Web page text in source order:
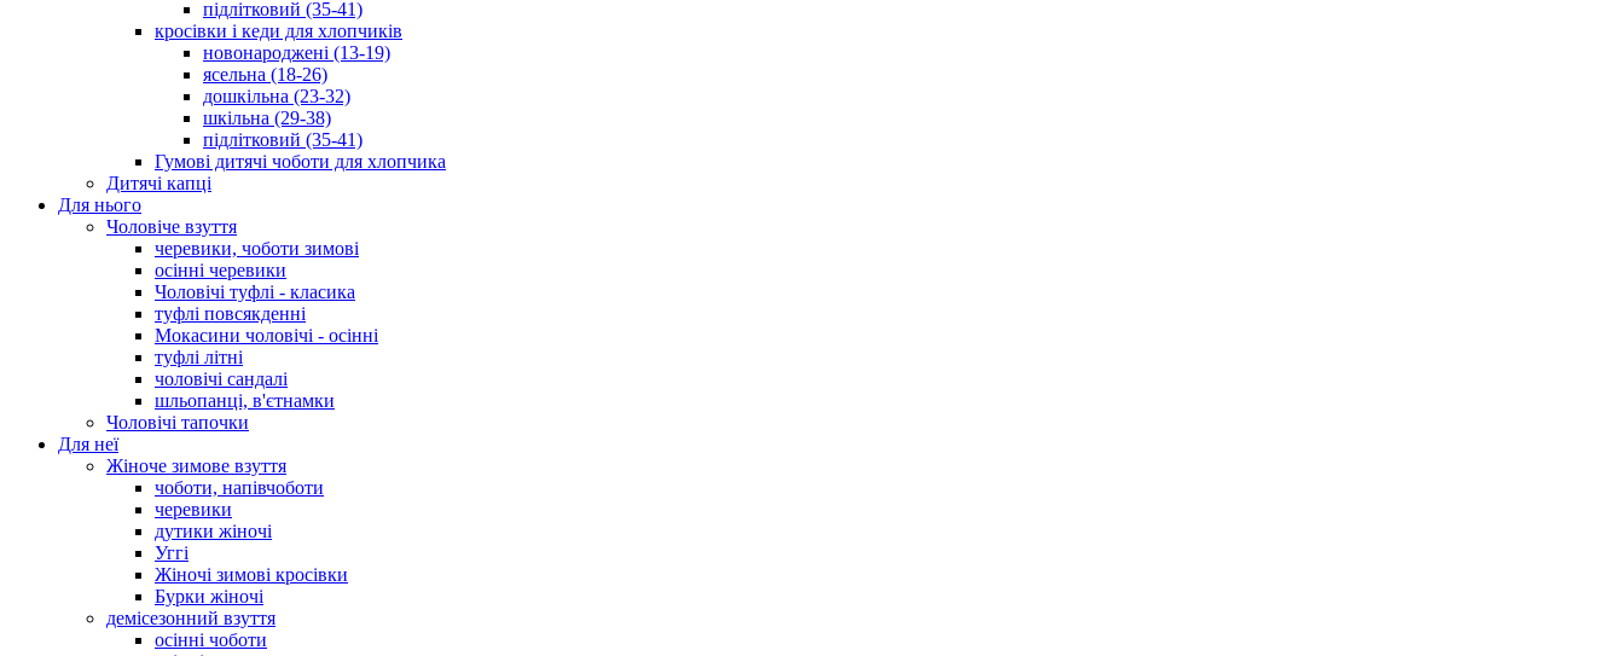
підлітковий (35-41)
кросівки і кеди для хлопчиків
новонароджені (13-19)
ясельна (18-26)
дошкільна (23-32)
шкільна (29-38)
підлітковий (35-41)
Гумові дитячі чоботи для хлопчика
Дитячі капці
Для нього
Чоловіче взуття
черевики, чоботи зимові
осінні черевики
Чоловічі туфлі - класика
туфлі повсякденні
Мокасини чоловічі - осінні
туфлі літні
чоловічі сандалі
шльопанці, в'єтнамки
Чоловічі тапочки
Для неї
Жіноче зимове взуття
чоботи, напівчоботи
черевики
дутики жіночі
Уггі
Жіночі зимові кросівки
Бурки жіночі
демісезонний взуття
осінні чоботи